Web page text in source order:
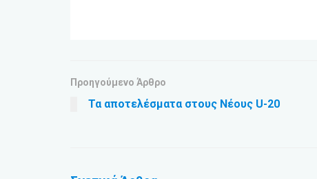
Προηγούμενο Άρθρο
Τα αποτελέσματα στους Νέους U-20